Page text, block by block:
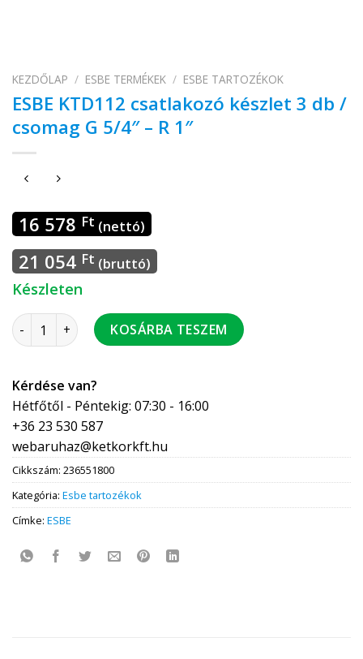
KEZDŐLAP / ESBE TERMÉKEK / ESBE TARTOZÉKOK
ESBE KTD112 csatlakozó készlet 3 db /
csomag G 5/4″ – R 1″
16 578 Ft (nettó)
21 054 Ft (bruttó)
Készleten
ESBE KTD112 csatlakozó készlet 3 db / csomag G 5/4" - R 1"
KOSÁRBA TESZEM
Kérdése van?
Hétfőtől - Péntekig: 07:30 - 16:00
+36 23 530 587
webaruhaz@ketkorkft.hu
Cikkszám: 236551800
Kategória: Esbe tartozékok
Címke: ESBE